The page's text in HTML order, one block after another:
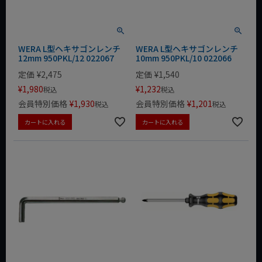
WERA L型ヘキサゴンレンチ
12mm 950PKL/12 022067
定価 ¥2,475
¥1,980税込
会員特別価格 ¥1,930税込
カートに入れる
WERA L型ヘキサゴンレンチ
10mm 950PKL/10 022066
定価 ¥1,540
¥1,232税込
会員特別価格 ¥1,201税込
カートに入れる